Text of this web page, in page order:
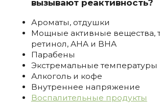
вызывают реактивность?
Ароматы, отдушки
Мощные активные вещества,
ретинол, AHA и BHA
Парабены
Экстремальные температуры
Алкоголь и кофе
Внутреннее напряжение
Воспалительные продукты